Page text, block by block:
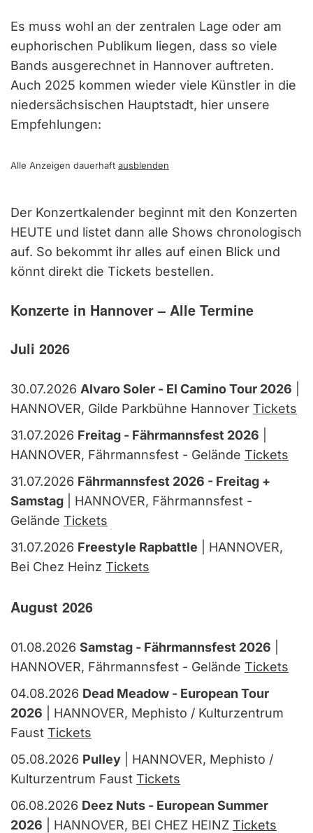
Es muss wohl an der zentralen Lage oder am
euphorischen Publikum liegen, dass so viele
Bands ausgerechnet in Hannover auftreten.
Auch 2025 kommen wieder viele Künstler in die
niedersächsischen Hauptstadt, hier unsere
Empfehlungen:
Alle Anzeigen dauerhaft ausblenden
Der Konzertkalender beginnt mit den Konzerten
HEUTE und listet dann alle Shows chronologisch
auf. So bekommt ihr alles auf einen Blick und
könnt direkt die Tickets bestellen.
Konzerte in Hannover – Alle Termine
Juli 2026
30.07.2026 Alvaro Soler - El Camino Tour 2026
HANNOVER, Gilde Parkbühne Hannover Tickets
31.07.2026 Freitag - Fährmannsfest 2026
HANNOVER, Fährmannsfest - Gelände Tickets
31.07.2026 Fährmannsfest 2026 - Freitag +
Samstag | HANNOVER, Fährmannsfest -
Gelände Tickets
31.07.2026 Freestyle Rapbattle | HANNOVER,
Bei Chez Heinz Tickets
August 2026
01.08.2026 Samstag - Fährmannsfest 2026
HANNOVER, Fährmannsfest - Gelände Tickets
04.08.2026 Dead Meadow - European Tour
2026 | HANNOVER, Mephisto / Kulturzentrum
Faust Tickets
05.08.2026 Pulley | HANNOVER, Mephisto /
Kulturzentrum Faust Tickets
06.08.2026 Deez Nuts - European Summer
2026 | HANNOVER, BEI CHEZ HEINZ Tickets